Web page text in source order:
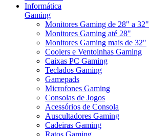
Informática
Gaming
Monitores Gaming de 28" a 32"
Monitores Gaming até 28"
Monitores Gaming mais de 32"
Coolers e Ventoinhas Gaming
Caixas PC Gaming
Teclados Gaming
Gamepads
Microfones Gaming
Consolas de Jogos
Acessórios de Consola
Auscultadores Gaming
Cadeiras Gaming
Ratos Gaming